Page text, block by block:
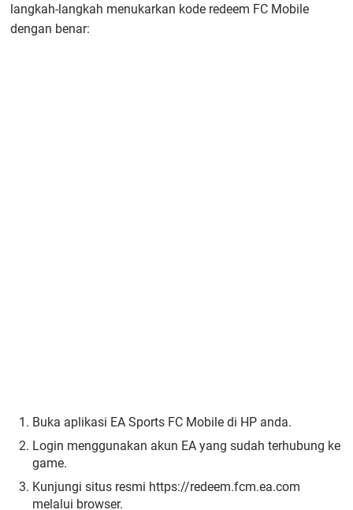
langkah-langkah menukarkan kode redeem FC Mobile
dengan benar:
Buka aplikasi EA Sports FC Mobile di HP anda.
Login menggunakan akun EA yang sudah terhubung ke
game.
Kunjungi situs resmi https://redeem.fcm.ea.com
melalui browser.